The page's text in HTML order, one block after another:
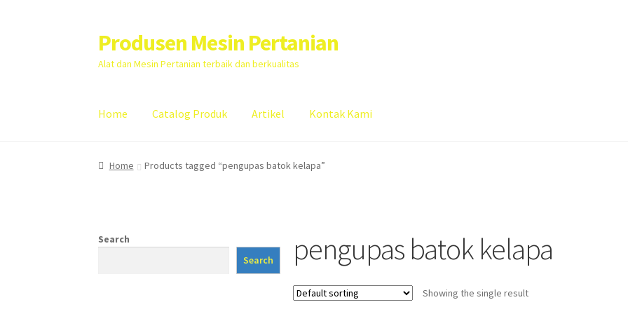
Skip
to
navigation
Skip
to
content
Produsen Mesin Pertanian
Alat dan Mesin Pertanian terbaik dan berkualitas
Home Catalog Produk Artikel Kontak Kami
Home Artikel Cart Checkout Kontak Kami My account
Home Products tagged “pengupas batok kelapa”
pengupas batok kelapa
Showing the single result
Search
Search